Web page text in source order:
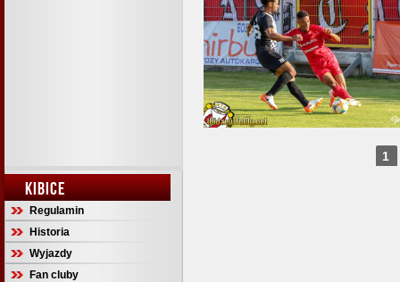
KIBICE
Regulamin
Historia
Wyjazdy
Fan cluby
1